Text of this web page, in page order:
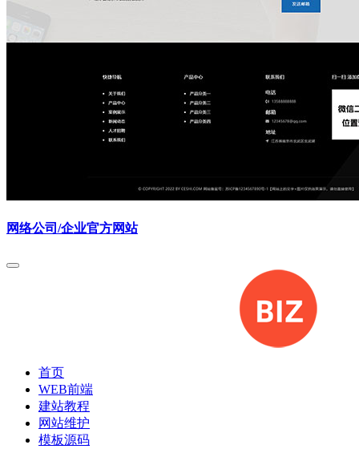
网络公司/企业官方网站
首页
WEB前端
建站教程
网站维护
模板源码